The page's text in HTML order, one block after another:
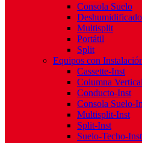
Consola Suelo
Multisplit
Portátil
Split
Equipos con
Cassette-Inst
Columna
Conducto-Inst
Consola Suelo-
Multisplit-Inst
Split-Inst
Suelo-Techo-Inst